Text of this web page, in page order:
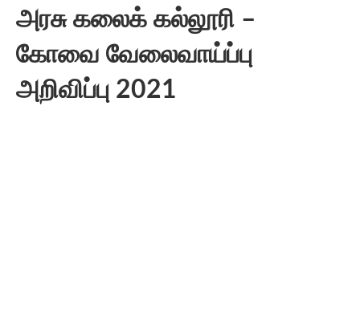
அரசு கலைக் கல்லூரி –
கோவை வேலைவாய்ப்பு
அறிவிப்பு 2021